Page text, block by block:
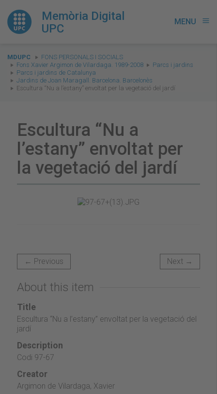
Memòria Digital
UPC
MENU menu
You
are
here:
MDUPC
FONS PERSONALS I SOCIALS
Fons Xavier Argimon de Vilardaga. 1989-2008
Parcs i jardins
Parcs i jardins de Catalunya
Jardins de Joan Maragall. Barcelona. Barcelonès
Escultura “Nu a l’estany” envoltat per la vegetació del jardí
Escultura “Nu a
l’estany” envoltat per
la vegetació del jardí
← Previous Next →
About this item
Title
Escultura “Nu a l’estany” envoltat per la vegetació del
jardí
Description
Codi 97-67
Creator
Argimon de Vilardaga, Xavier